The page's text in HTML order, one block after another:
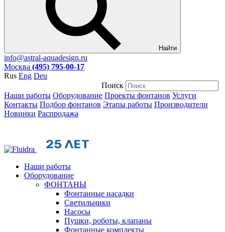
Найти
info@astral-aquadesign.ru
Москва (495) 795-00-17
Rus Eng Deu
Поиск
Наши работы Оборудование Проекты фонтанов Услуги
Контакты Подбор фонтанов Этапы работы Производители
Новинки Распродажа
Наши работы
Оборудование
ФОНТАНЫ
Фонтанные насадки
Cветильники
Насосы
Пушки, роботы, клапаны
Фонтанные комплекты